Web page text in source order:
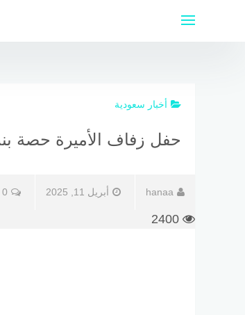
أخبار سعودية
حفل زفاف الأميرة حصة
hanaa أبريل 11, 2025 0
2400